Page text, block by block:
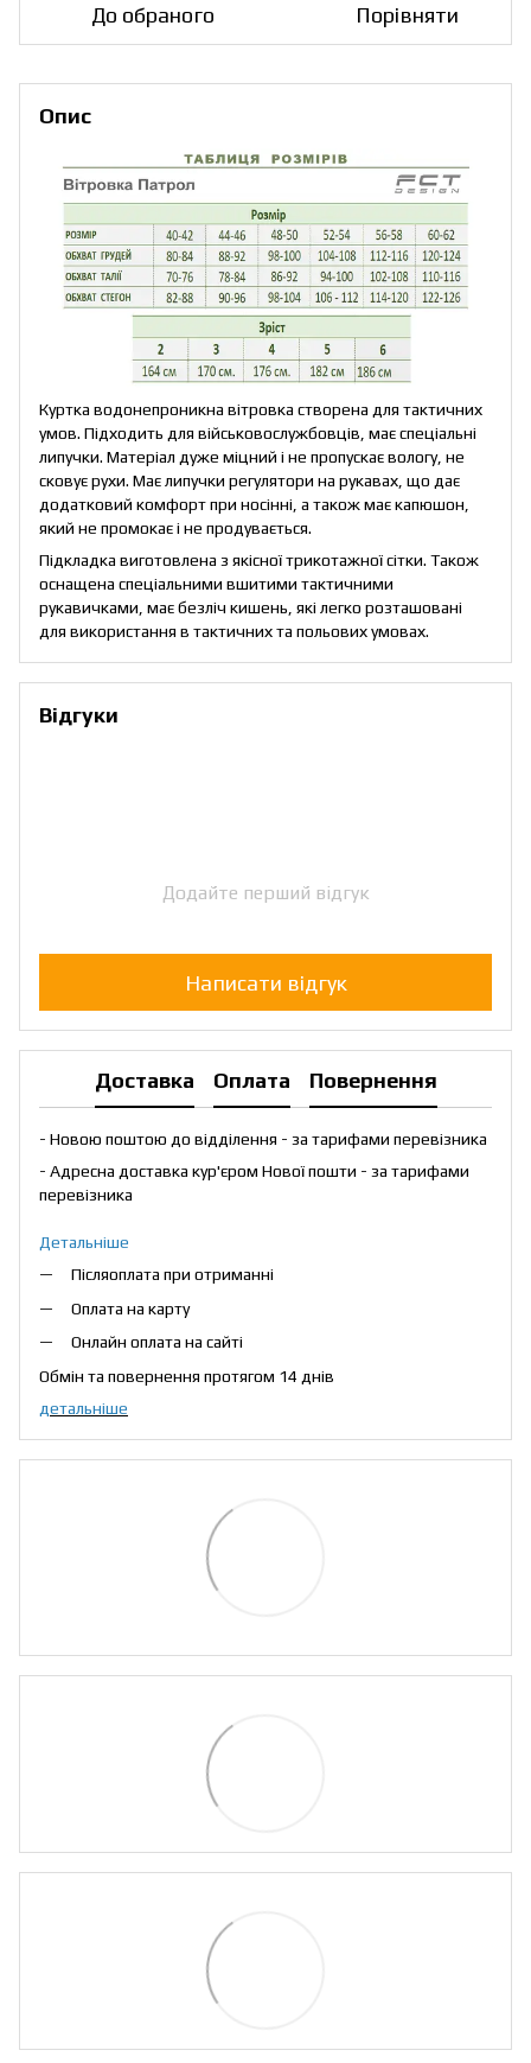
До обраного Порівняти
Опис
Куртка водонепроникна вітровка створена для тактичних
умов. Підходить для військовослужбовців, має спеціальні
липучки. Матеріал дуже міцний і не пропускає вологу, не
сковує рухи. Має липучки регулятори на рукавах, що дає
додатковий комфорт при носінні, а також має капюшон,
який не промокає і не продувається.
Підкладка виготовлена з якісної трикотажної сітки. Також
оснащена спеціальними вшитими тактичними
рукавичками, має безліч кишень, які легко розташовані
для використання в тактичних та польових умовах.
Відгуки
Додайте перший відгук
Написати відгук
Доставка Оплата Повернення
- Новою поштою до відділення - за тарифами перевізника
- Адресна доставка кур'єром Нової пошти - за тарифами
перевізника
Детальніше
Післяоплата при отриманні
Оплата на карту
Онлайн оплата на сайті
Обмін та повернення протягом 14 днів
детальніше